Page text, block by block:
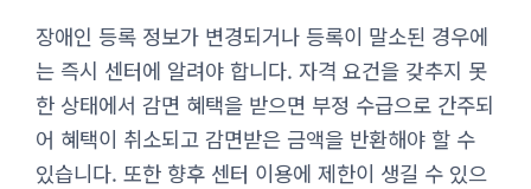
장애인 등록 정보가 변경되거나 등록이 말소된 경우에
는 즉시 센터에 알려야 합니다. 자격 요건을 갖추지 못
한 상태에서 감면 혜택을 받으면 부정 수급으로 간주되
어 혜택이 취소되고 감면받은 금액을 반환해야 할 수
있습니다. 또한 향후 센터 이용에 제한이 생길 수 있으